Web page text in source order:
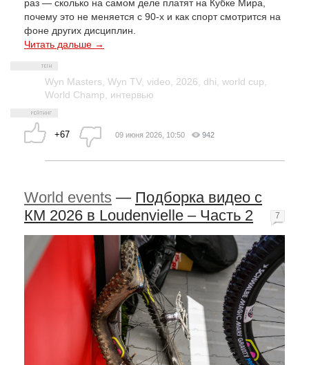
раз — сколько на самом деле платят на Кубке Мира,
почему это не меняется с 90-х и как спорт смотрится на
фоне других дисциплин.
Читать дальше →
Wyn Masters Wyn TV, video 2026 dhi world cup
World Champ
интервью
+67 09 июня 2026, 10:50 942
World events — Подборка видео с
КМ 2026 в Loudenvielle – Часть 2
7